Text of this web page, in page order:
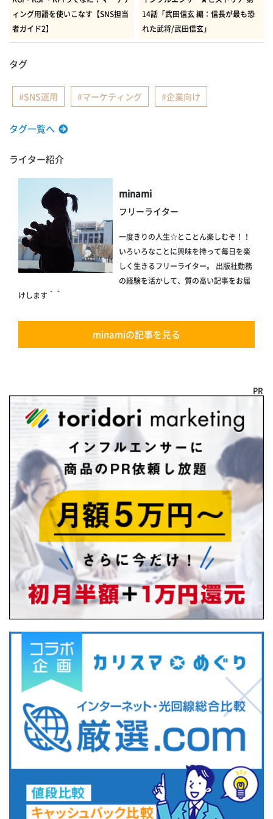
ィング用語を使いこなす【SNS担当
者ガイド2】
14話「武田信玄 編：信長が最も恐
れた武将/武田信玄」
タグ
SNS運用 マーケティング 企業向け
タグ一覧へ
ライター紹介
minami
フリーライター
一度きりの人生☆とことん楽しむぞ！！
いろいろなことに興味を持って毎日を楽
しく生きるフリーライター。 出版社勤務
の経験を活かして、質の高い記事をお届
けします＾＾
minamiの記事を見る
PR